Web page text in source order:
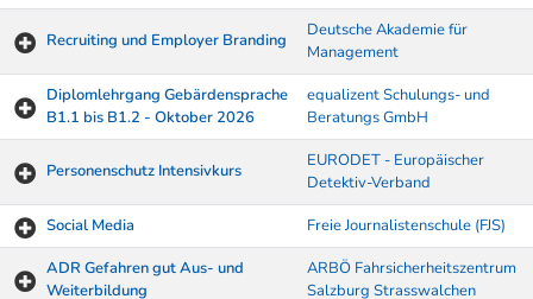
Recruiting und Employer Branding
Deutsche Akademie für
Management
Diplomlehrgang Gebärdensprache
B1.1 bis B1.2 - Oktober 2026
equalizent Schulungs- und
Beratungs GmbH
Personenschutz Intensivkurs
EURODET - Europäischer
Detektiv-Verband
Social Media
Freie Journalistenschule (FJS)
ADR Gefahren gut Aus- und
Weiterbildung
ARBÖ Fahrsicherheitszentrum
Salzburg Strasswalchen